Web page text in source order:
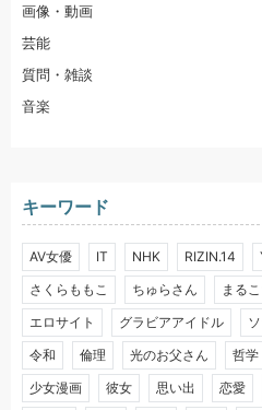
画像・動画
芸能
質問・雑談
音楽
キーワード
AV女優 IT NHK RIZIN.14
さくらももこ
ちゅらさん まる
エロサイト
グラビアアイドル
令和
倫理 光のお父さん 哲学
少女漫画
彼女 思い出 恋愛